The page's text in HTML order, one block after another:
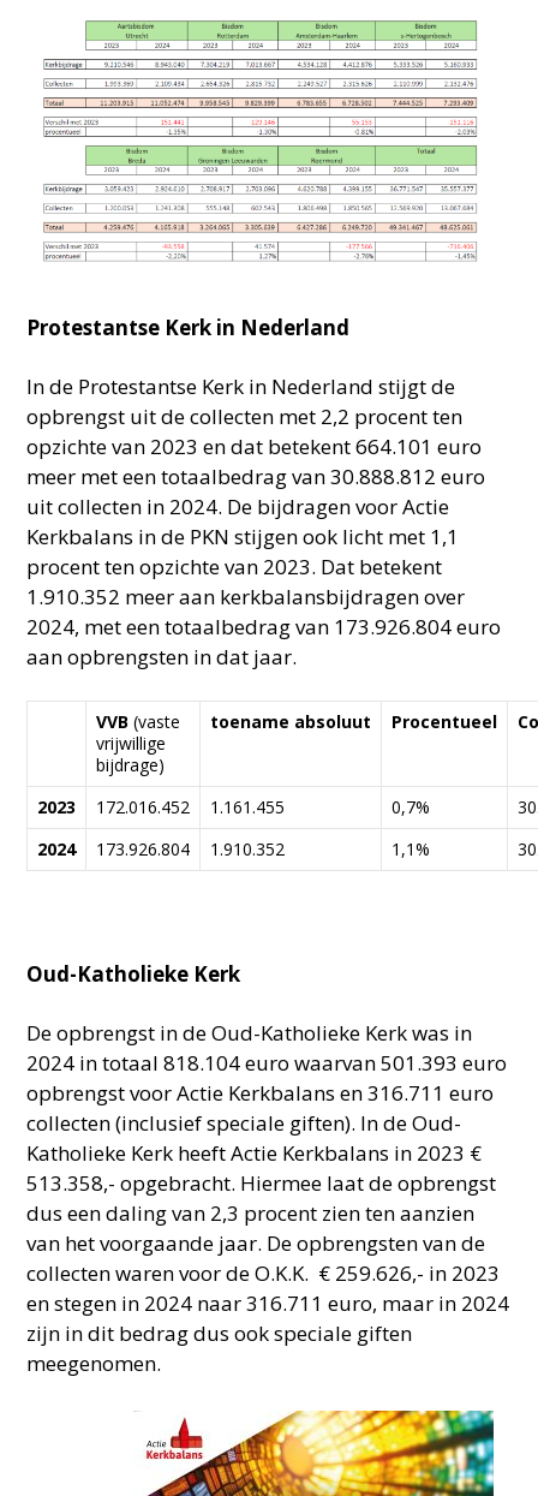
Protestantse Kerk in Nederland
In de Protestantse Kerk in Nederland stijgt de
opbrengst uit de collecten met 2,2 procent ten
opzichte van 2023 en dat betekent 664.101 euro
meer met een totaalbedrag van 30.888.812 euro
uit collecten in 2024. De bijdragen voor Actie
Kerkbalans in de PKN stijgen ook licht met 1,1
procent ten opzichte van 2023. Dat betekent
1.910.352 meer aan kerkbalansbijdragen over
2024, met een totaalbedrag van 173.926.804 euro
aan opbrengsten in dat jaar.
VVB(vaste
vrijwillige
bijdrage)
toename absoluut Procentueel
2023 172.016.452 1.161.455 0,7%
2024
173.926.804 1.910.352 1,1%
Oud-Katholieke Kerk
De opbrengst in de Oud-Katholieke Kerk was in
2024 in totaal 818.104 euro waarvan 501.393 euro
opbrengst voor Actie Kerkbalans en 316.711 euro
collecten (inclusief speciale giften). In de Oud-
Katholieke Kerk heeft Actie Kerkbalans in 2023 €
513.358,- opgebracht. Hiermee laat de opbrengst
dus een daling van 2,3 procent zien ten aanzien
van het voorgaande jaar. De opbrengsten van de
collecten waren voor de O.K.K. € 259.626,- in 2023
en stegen in 2024 naar 316.711 euro, maar in 2024
zijn in dit bedrag dus ook speciale giften
meegenomen.